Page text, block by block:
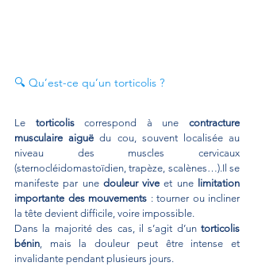
🔍 Qu’est-ce qu’un torticolis ?
Le torticolis correspond à une contracture
musculaire aiguë du cou, souvent localisée au
niveau des muscles cervicaux
(sternocléidomastoïdien, trapèze, scalènes…).Il se
manifeste par une douleur vive et une limitation
importante des mouvements : tourner ou incliner
la tête devient difficile, voire impossible.
Dans la majorité des cas, il s’agit d’un torticolis
bénin, mais la douleur peut être intense et
invalidante pendant plusieurs jours.